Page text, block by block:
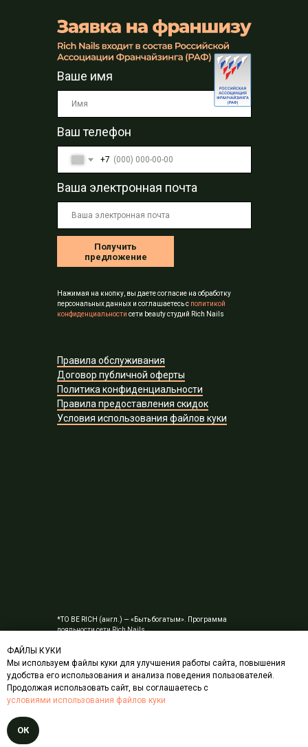
Ваше имя
Ваш телефон
+7
Ваша электронная почта
Получить
предложение
Правила обслуживания
Договор публичной оферты
Политика конфиденциальности
Правила предоставления скидок
Условия использования файлов куки
*TO BE RICH (англ.) — «Быть богатым». Программа
лояльности сети Rich Nails.
Нажимая на кнопку, вы даете согласие на обработку
персональных данных и соглашаетесь c политикой
конфиденциальности сети beauty студий Rich Nails
ФАЙЛЫ КУКИ
Мы используем файлы куки для улучшения работы сайта, повышения
удобства его использования и анализа поведения пользователей.
Продолжая использовать сайт, вы соглашаетесь с
условиями использования файлов куки
ОК